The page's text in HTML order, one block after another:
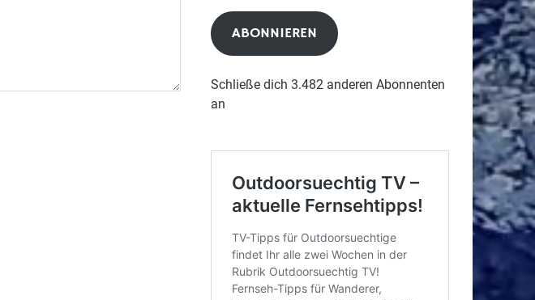
Adresse
ABONNIEREN
Schließe dich 3.482 anderen Abonnenten
an